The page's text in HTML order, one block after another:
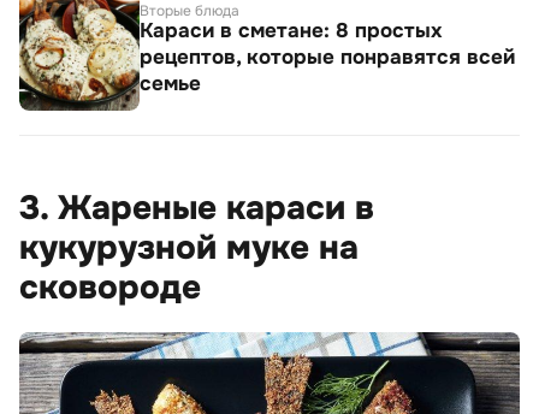
Вторые блюда
Караси в сметане: 8 простых
рецептов, которые понравятся всей
семье
3. Жареные караси в
кукурузной муке на
сковороде